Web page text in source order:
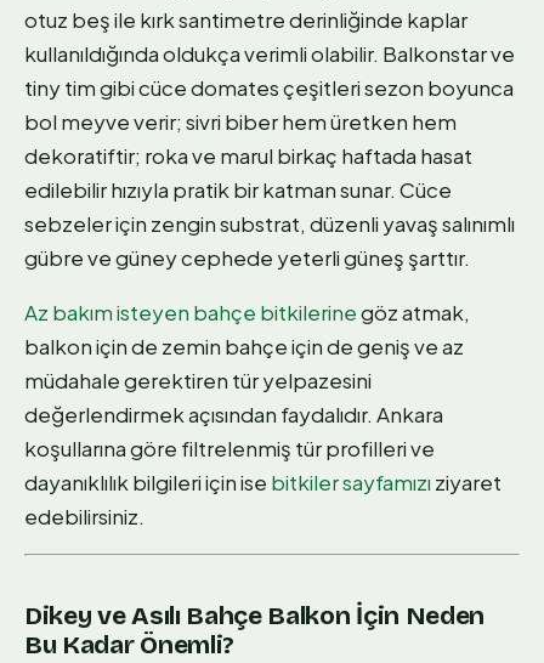
otuz beş ile kırk santimetre derinliğinde kaplar
kullanıldığında oldukça verimli olabilir. Balkonstar ve
tiny tim gibi cüce domates çeşitleri sezon boyunca
bol meyve verir; sivri biber hem üretken hem
dekoratiftir; roka ve marul birkaç haftada hasat
edilebilir hızıyla pratik bir katman sunar. Cüce
sebzeler için zengin substrat, düzenli yavaş salınımlı
gübre ve güney cephede yeterli güneş şarttır.
Az bakım isteyen bahçe bitkilerinegöz atmak,
balkon için de zemin bahçe için de geniş ve az
müdahale gerektiren tür yelpazesini
değerlendirmek açısından faydalıdır. Ankara
koşullarına göre filtrelenmiş tür profilleri ve
dayanıklılık bilgileri için ise bitkiler sayfamızı ziyaret
edebilirsiniz.
Dikey ve Asılı Bahçe Balkon İçin Neden
Bu Kadar Önemli?